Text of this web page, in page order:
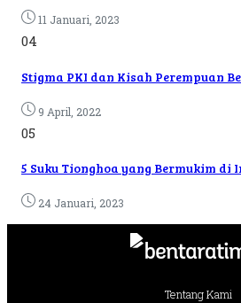
11 Januari, 2023
04
Stigma PKI dan Kisah Perempuan
9 April, 2022
05
5 Suku Tionghoa yang Bermukim di
24 Januari, 2023
Tentang Kami